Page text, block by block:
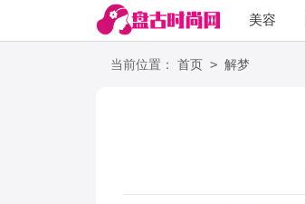
美容
当前位置： 首页 > 解梦